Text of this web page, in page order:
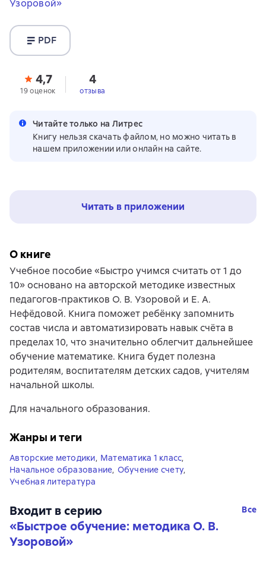
Узоровой»
PDF
4,7
19 оценок
4
отзыва
Читайте только на Литрес
Книгу нельзя скачать файлом, но можно читать в
нашем приложении или онлайн на сайте.
Читать в приложении
О книге
Учебное пособие «Быстро учимся считать от 1 до
10» основано на авторской методике известных
педагогов-практиков О. В. Узоровой и Е. А.
Нефёдовой. Книга поможет ребёнку запомнить
состав числа и автоматизировать навык счёта в
пределах 10, что значительно облегчит дальнейшее
обучение математике. Книга будет полезна
родителям, воспитателям детских садов, учителям
начальной школы.
Для начального образования.
Жанры и теги
Авторские методики, Математика 1 класс,
Начальное образование, Обучение счету,
Учебная литература
Входит в серию
«Быстрое обучение: методика О. В.
Узоровой»
Все